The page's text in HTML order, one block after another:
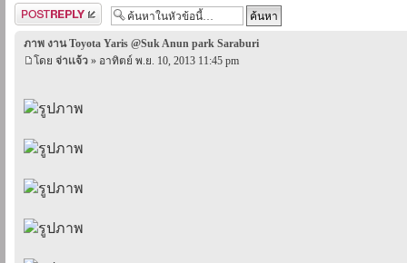
ตอบกระทู้
ภาพ งาน Toyota Yaris @Suk Anun park Saraburi
โดย จ่าเเจ้ว » อาทิตย์ พ.ย. 10, 2013 11:45 pm